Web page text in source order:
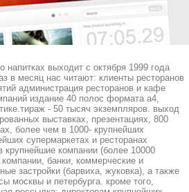
выходит с октября 1999 года
в месяц нас читают: клиенты ресторанов
администрация ресторанов и кафе
издание 40 полос формата а4,
- 50 тысяч экземпляров. выход
выставках, презентациях, 800
более чем в 1000- крупнейших
супермаркетах и ресторанах
крупнейшие компании (более 10000
банки, коммерческие и
застройки (барвиха, жуковка), а также
москвы и петербурга. кроме того,